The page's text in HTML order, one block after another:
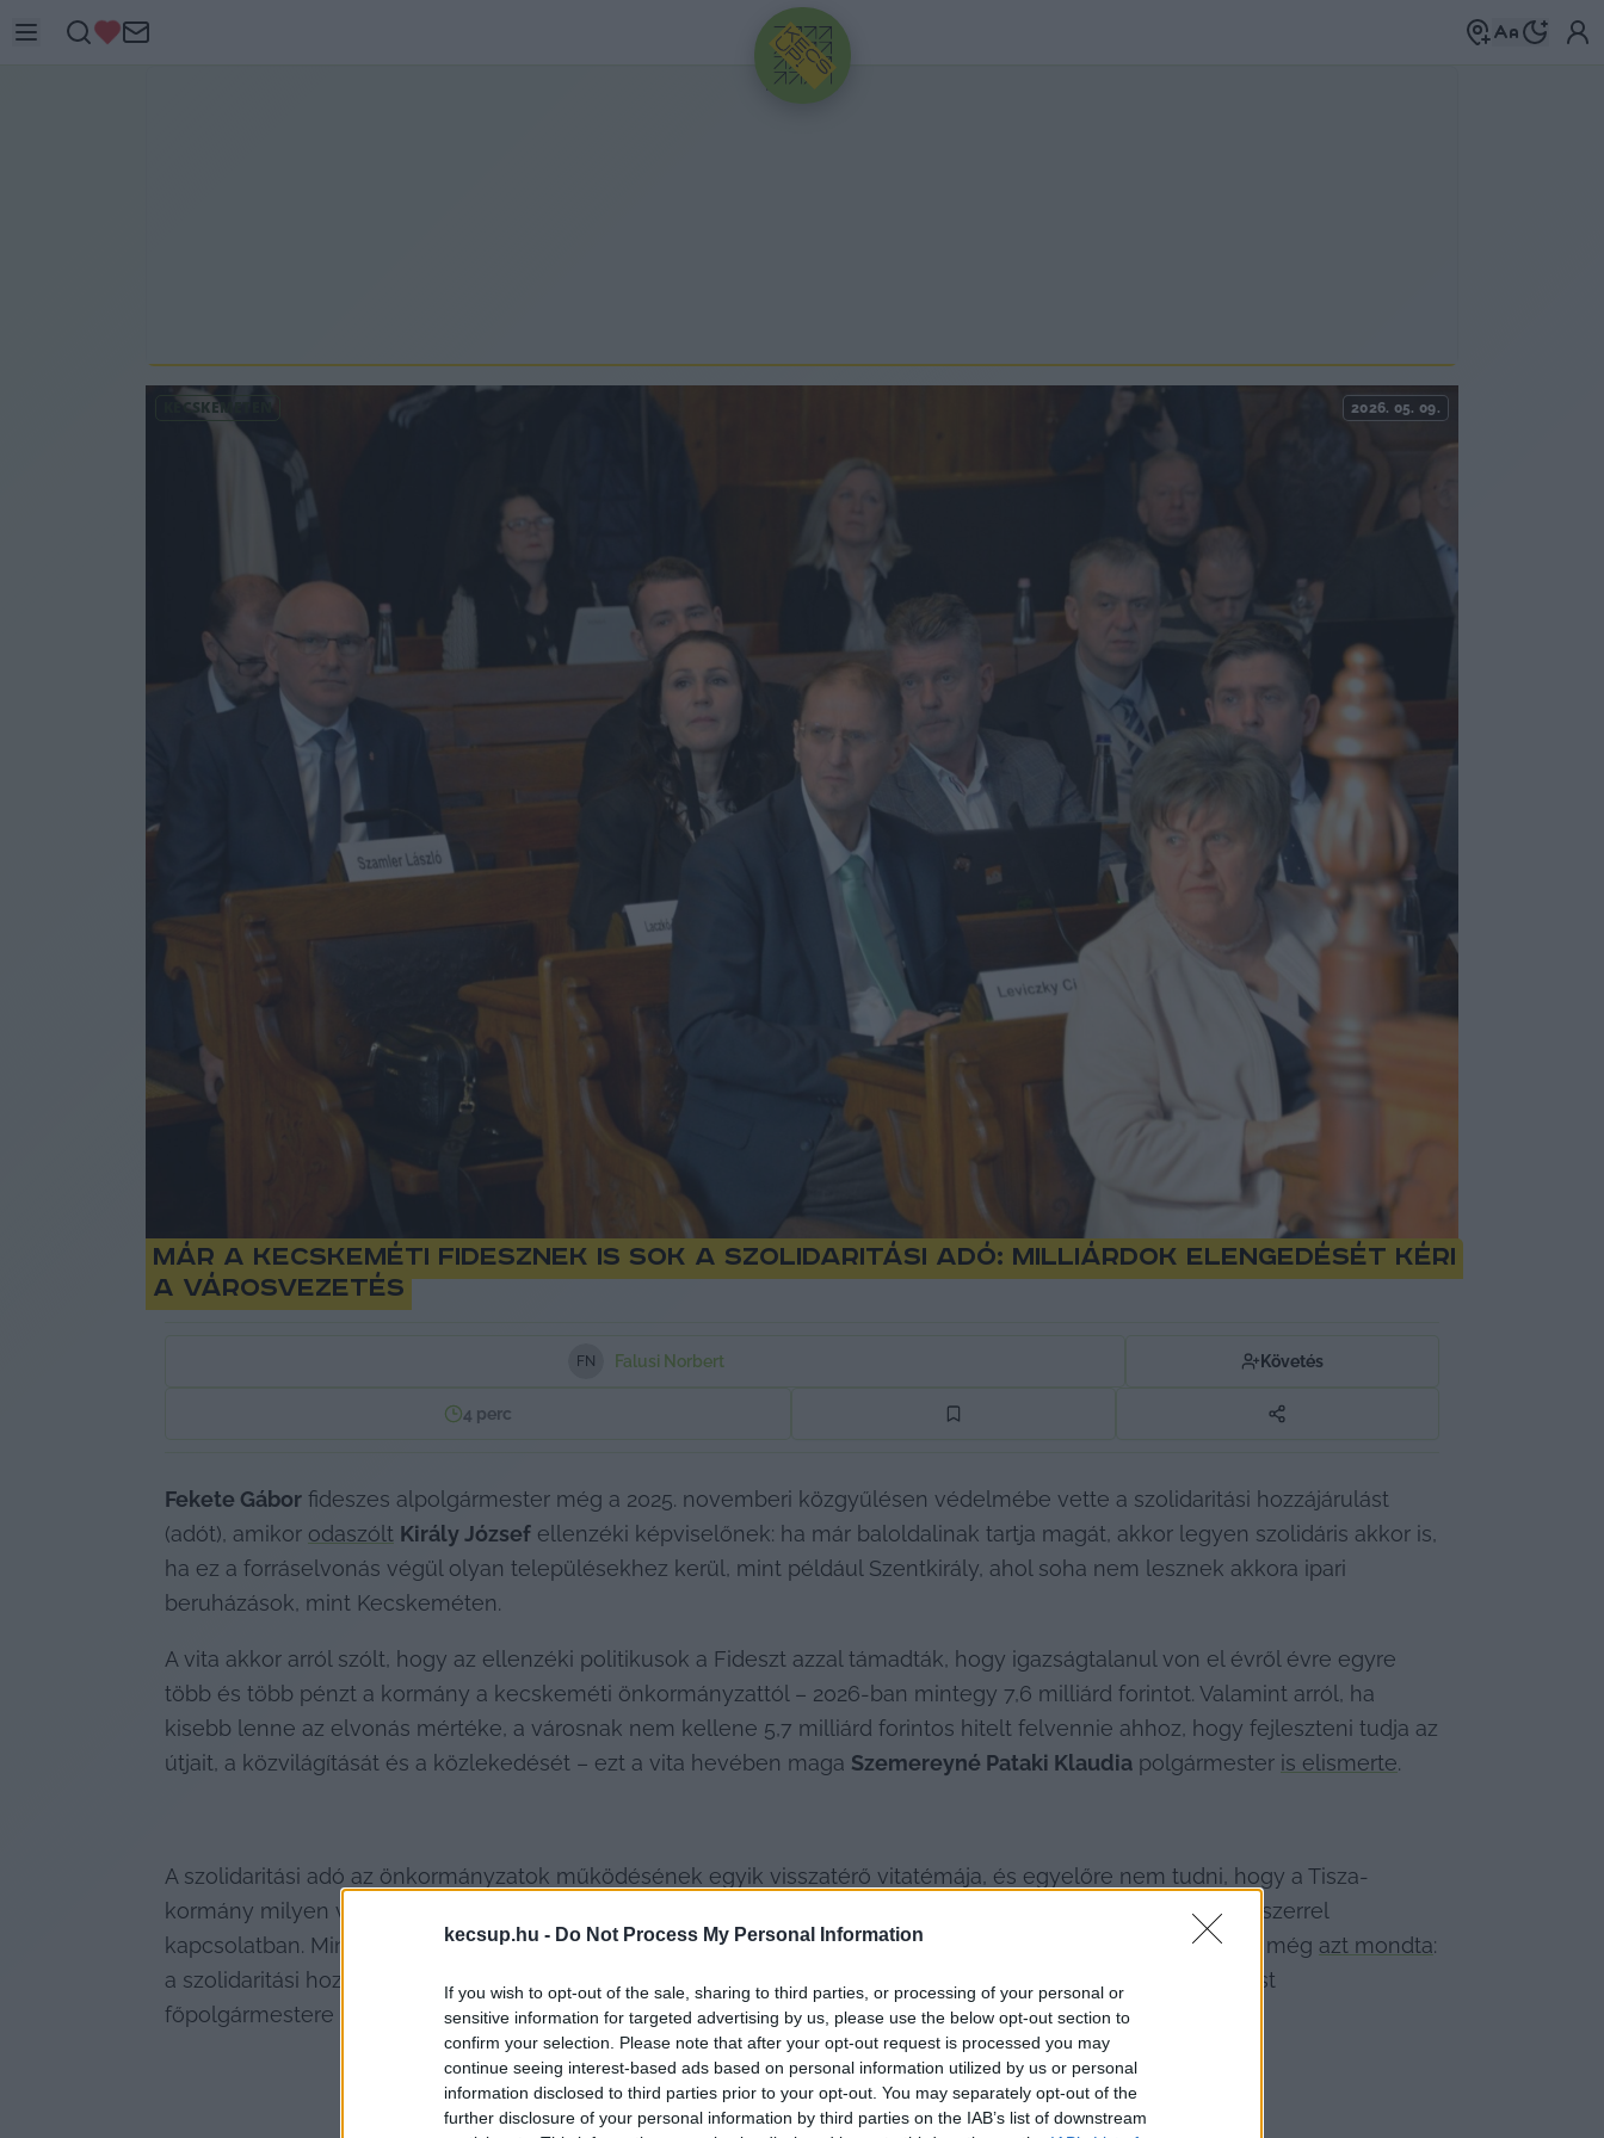
kecsup.hu - Do Not Process My Personal Information
If you wish to opt-out of the sale, sharing to third parties, or processing of your personal or
sensitive information for targeted advertising by us, please use the below opt-out section to
confirm your selection. Please note that after your opt-out request is processed you may
continue seeing interest-based ads based on personal information utilized by us or personal
information disclosed to third parties prior to your opt-out. You may separately opt-out of the
further disclosure of your personal information by third parties on the IAB’s list of downstream
HIRDETÉS
KECSKEMÉTEN 2026. 05. 09.
Már a kecskeméti Fidesznek is sok a szolidaritási adó: milliárdok elengedését kéri
a városvezetés
FN Falusi Norbert Követés
4 perc
Fekete Gábor fideszes alpolgármester még a 2025. novemberi közgyűlésen védelmébe vette a szolidaritási hozzájárulást
(adót), amikor odaszólt Király József ellenzéki képviselőnek: ha már baloldalinak tartja magát, akkor legyen szolidáris akkor is,
ha ez a forráselvonás végül olyan településekhez kerül, mint például Szentkirály, ahol soha nem lesznek akkora ipari
beruházások, mint Kecskeméten.
A vita akkor arról szólt, hogy az ellenzéki politikusok a Fideszt azzal támadták, hogy igazságtalanul von el évről évre egyre
több és több pénzt a kormány a kecskeméti önkormányzattól – 2026-ban mintegy 7,6 milliárd forintot. Valamint arról, ha
kisebb lenne az elvonás mértéke, a városnak nem kellene 5,7 milliárd forintos hitelt felvennie ahhoz, hogy fejleszteni tudja az
útjait, a közvilágítását és a közlekedését – ezt a vita hevében maga Szemereyné Pataki Klaudia polgármester is elismerte.
A szolidaritási adó az önkormányzatok működésének egyik visszatérő vitatémája, és egyelőre nem tudni, hogy a Tisza-
kormány milyen változtatásokat tervez nemcsak ezzel az adónemmel, hanem az egész önkormányzati rendszerrel
kapcsolatban. Mindenesetre nem lett igaza Gulyás Gergely volt miniszternek, aki a február 5-i kormányinfón még azt mondta:
a szolidaritási hozzájárulásról szóló vita lezárult, és ezzel kapcsolatban már csak Karácsony Gergely, Budapest
főpolgármestere „sipítozik”.